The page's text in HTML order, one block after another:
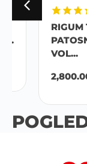
RIGUM
PATOSNICA
VOL...
2,800.00